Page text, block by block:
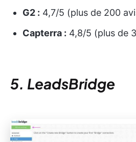
G2 : 4,7/5 (plus de 200
Capterra : 4,8/5 (plus de
5. LeadsBridge